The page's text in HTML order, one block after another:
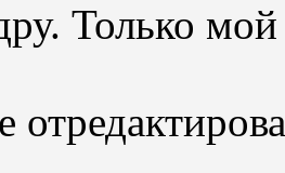
Только